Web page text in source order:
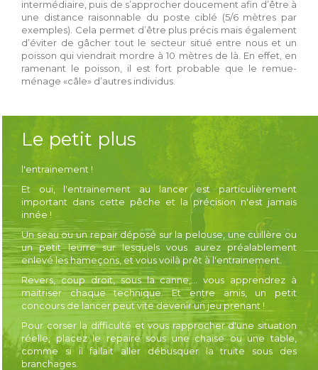
intermédiaire, puis de s’approcher doucement afin d’être à
une distance raisonnable du poste ciblé (5/6 mètres par
exemples). Cela permet d’être plus précis mais également
d’éviter de gâcher tout le secteur situé entre nous et un
poisson qui viendrait mordre à 10 mètres de là. En effet, en
ramenant le poisson, il est fort probable que le remue-
ménage «câle» d’autres individus.
Le petit plus
l'entrainement !
Et oui, l'entrainement au lancer est particulièrement
important dans cette pêche et la précision n'est jamais
innée !
Un seau ou un repair déposé sur la pelouse, une cuillère ou
un petit leurre sur lesquels vous aurez préalablement
enlevé les hameçons, et vous voilà prêt à l'entrainement.
Revers, coup droit, sous la canne,... vous apprendrez à
maitriser chaque technique. Et entre amis, un petit
concours de lancer peut vite devenir un jeu prenant !
Pour corser la difficulté et vous rapprocher d'une situation
réelle, placez le repaire sous une chaise ou une table,
comme si il fallait aller débusquer la truite sous des
branchages.